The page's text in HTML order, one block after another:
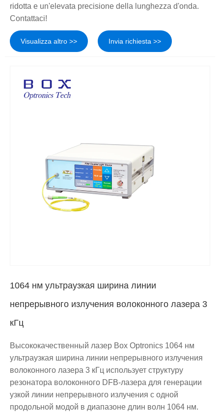
ridotta e un'elevata precisione della lunghezza d'onda.
Contattaci!
Visualizza altro >> Invia richiesta >>
1064 нм ультраузкая ширина линии
непрерывного излучения волоконного лазера 3
кГц
Высококачественный лазер Box Optronics 1064 нм
ультраузкая ширина линии непрерывного излучения
волоконного лазера 3 кГц использует структуру
резонатора волоконного DFB-лазера для генерации
узкой линии непрерывного излучения с одной
продольной модой в диапазоне длин волн 1064 нм.